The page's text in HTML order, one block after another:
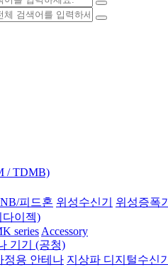
/ TDMB)
피드혼 위성수신기 위성증폭기
다이젝)
series Accessory
기기 (공청)
정용 안테나 지상파 디지털수신기